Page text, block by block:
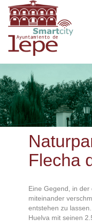
Direkt
zum
Inhalt
Flecha
Eine Gegend, in
miteinander
entstehen zu
Huelva mit seinen